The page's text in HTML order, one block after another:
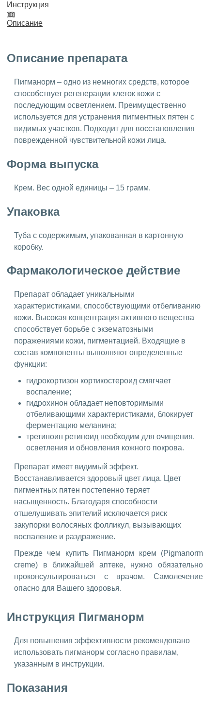
Инструкция
Описание
Описание препарата
Пигманорм – одно из немногих средств, которое
способствует регенерации клеток кожи с
последующим осветлением. Преимущественно
используется для устранения пигментных пятен с
видимых участков. Подходит для восстановления
поврежденной чувствительной кожи лица.
Форма выпуска
Крем. Вес одной единицы – 15 грамм.
Упаковка
Туба с содержимым, упакованная в картонную
коробку.
Фармакологическое действие
Препарат обладает уникальными
характеристиками, способствующими отбеливанию
кожи. Высокая концентрация активного вещества
способствует борьбе с экзематозными
поражениями кожи, пигментацией. Входящие в
состав компоненты выполняют определенные
функции:
гидрокортизон кортикостероид смягчает
воспаление;
гидрохинон обладает неповторимыми
отбеливающими характеристиками, блокирует
ферментацию меланина;
третиноин ретиноид необходим для очищения,
осветления и обновления кожного покрова.
Препарат имеет видимый эффект.
Восстанавливается здоровый цвет лица. Цвет
пигментных пятен постепенно теряет
насыщенность. Благодаря способности
отшелушивать эпителий исключается риск
закупорки волосяных фолликул, вызывающих
воспаление и раздражение.
Прежде чем купить Пигманорм крем (Pigmanorm
creme) в ближайшей аптеке, нужно обязательно
проконсультироваться с врачом. Самолечение
опасно для Вашего здоровья.
Инструкция Пигманорм
Для повышения эффективности рекомендовано
использовать пигманорм согласно правилам,
указанным в инструкции.
Показания